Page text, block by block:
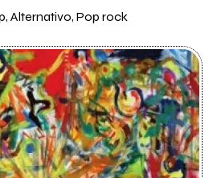
Alternativo, Pop rock